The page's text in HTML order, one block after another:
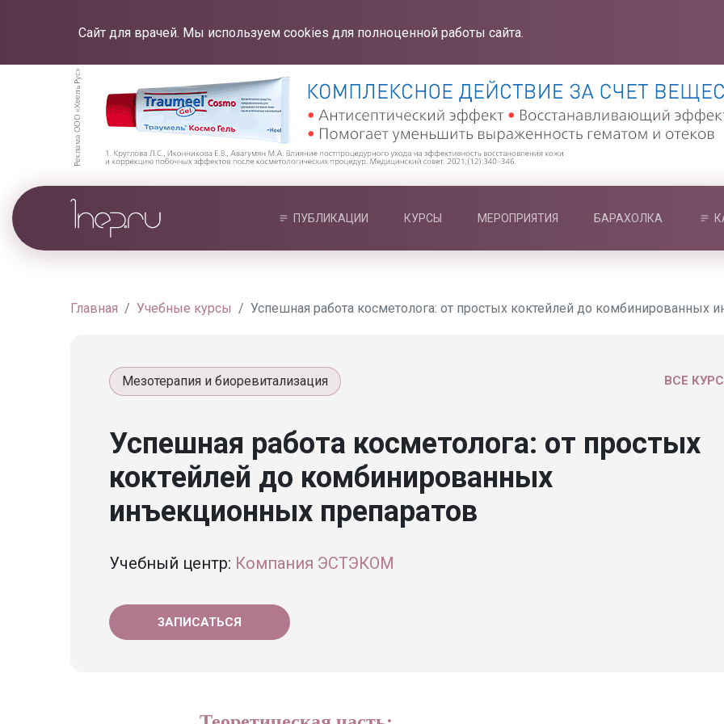
Сайт для врачей. Мы используем cookies для полноценной работы сайта.
ПУБЛИКАЦИИ КУРСЫ МЕРОПРИЯТИЯ БАРАХОЛКА
Главная Учебные курсы Успешная работа косметолога: от простых коктейлей до комбинированных
ВСЕ
Мезотерапия и биоревитализация
Успешная работа косметолога: от простых
коктейлей до комбинированных
инъекционных препаратов
Учебный центр: Компания ЭСТЭКОМ
ЗАПИСАТЬСЯ